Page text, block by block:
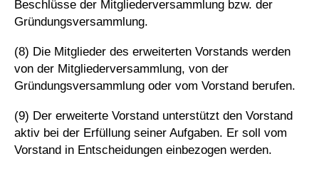
Beschlüsse der Mitgliederversammlung bzw. der
Gründungsversammlung.
(8) Die Mitglieder des erweiterten Vorstands werden
von der Mitgliederversammlung, von der
Gründungsversammlung oder vom Vorstand berufen.
(9) Der erweiterte Vorstand unterstützt den Vorstand
aktiv bei der Erfüllung seiner Aufgaben. Er soll vom
Vorstand in Entscheidungen einbezogen werden.